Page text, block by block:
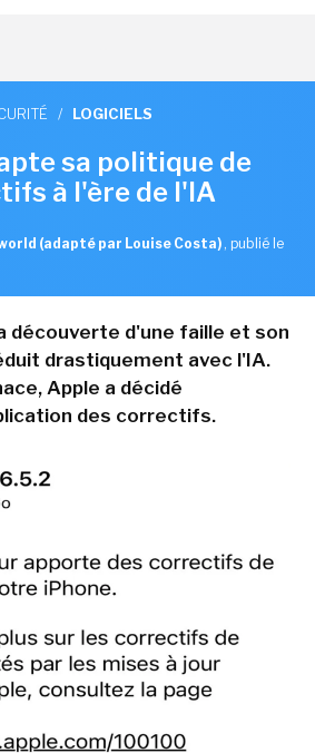
/ LOGICIELS
sa politique de
à l'ère de l'IA
(adapté par Louise Costa) , publié le
découverte d'une faille et son
drastiquement avec l'IA.
Apple a décidé
des correctifs.